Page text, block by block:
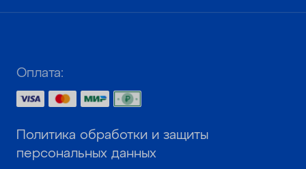
Оплата:
Политика обработки и защиты
персональных данных